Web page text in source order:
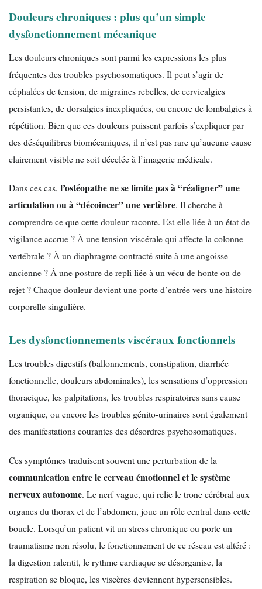
Douleurs chroniques : plus qu’un simple
dysfonctionnement mécanique
Les douleurs chroniques sont parmi les expressions les plus
fréquentes des troubles psychosomatiques. Il peut s’agir de
céphalées de tension, de migraines rebelles, de cervicalgies
persistantes, de dorsalgies inexpliquées, ou encore de lombalgies à
répétition. Bien que ces douleurs puissent parfois s’expliquer par
des déséquilibres biomécaniques, il n’est pas rare qu’aucune cause
clairement visible ne soit décelée à l’imagerie médicale.
Dans ces cas, l’ostéopathe ne se limite pas à “réaligner” une
articulation ou à “décoincer” une vertèbre. Il cherche à
comprendre ce que cette douleur raconte. Est-elle liée à un état de
vigilance accrue ? À une tension viscérale qui affecte la colonne
vertébrale ? À un diaphragme contracté suite à une angoisse
ancienne ? À une posture de repli liée à un vécu de honte ou de
rejet ? Chaque douleur devient une porte d’entrée vers une histoire
corporelle singulière.
Les dysfonctionnements viscéraux fonctionnels
Les troubles digestifs (ballonnements, constipation, diarrhée
fonctionnelle, douleurs abdominales), les sensations d’oppression
thoracique, les palpitations, les troubles respiratoires sans cause
organique, ou encore les troubles génito-urinaires sont également
des manifestations courantes des désordres psychosomatiques.
Ces symptômes traduisent souvent une perturbation de la
communication entre le cerveau émotionnel et le système
nerveux autonome. Le nerf vague, qui relie le tronc cérébral aux
organes du thorax et de l’abdomen, joue un rôle central dans cette
boucle. Lorsqu’un patient vit un stress chronique ou porte un
traumatisme non résolu, le fonctionnement de ce réseau est altéré :
la digestion ralentit, le rythme cardiaque se désorganise, la
respiration se bloque, les viscères deviennent hypersensibles.